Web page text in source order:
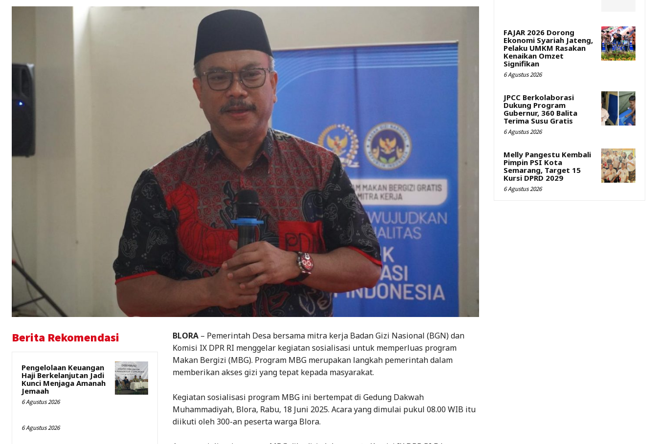
Berita Rekomendasi
Pengelolaan Keuangan
Haji Berkelanjutan Jadi
Kunci Menjaga Amanah
Jemaah
6 Agustus 2026
6 Agustus 2026
BLORA– Pemerintah Desa bersama mitra kerja Badan Gizi Nasional (BGN) dan
Komisi IX DPR RI menggelar kegiatan sosialisasi untuk memperluas program
Makan Bergizi (MBG). Program MBG merupakan langkah pemerintah dalam
memberikan akses gizi yang tepat kepada masyarakat.
Kegiatan sosialisasi program MBG ini bertempat di Gedung Dakwah
Muhammadiyah, Blora, Rabu, 18 Juni 2025. Acara yang dimulai pukul 08.00 WIB itu
diikuti oleh 300-an peserta warga Blora.
FAJAR 2026 Dorong
Ekonomi Syariah Jateng,
Pelaku UMKM Rasakan
Kenaikan Omzet
Signifikan
6 Agustus 2026
JPCC Berkolaborasi
Dukung Program
Gubernur, 360 Balita
Terima Susu Gratis
6 Agustus 2026
Melly Pangestu Kembali
Pimpin PSI Kota
Semarang, Target 15
Kursi DPRD 2029
6 Agustus 2026